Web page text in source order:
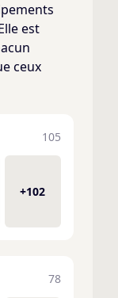
est
ceux
105
+102
78